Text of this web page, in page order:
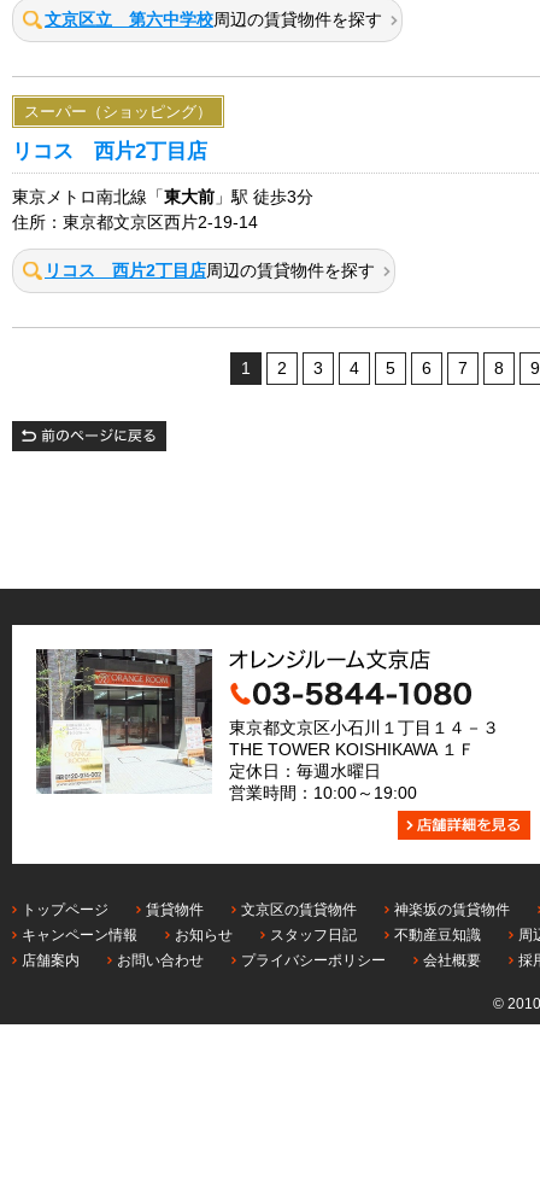
文京区立 第六中学校周辺の賃貸物件を探す
スーパー（ショッピング）
リコス 西片2丁目店
東京メトロ南北線「 東大前 」駅 徒歩3分
住所：東京都文京区西片2-19-14
リコス 西片2丁目店周辺の賃貸物件を探す
1 2 3 4 5 6 7 8 9
東京都文京区小石川１丁目１４－３
THE TOWER KOISHIKAWA １Ｆ
定休日：毎週水曜日
営業時間：10:00～19:00
トップページ 賃貸物件 文京区の賃貸物件
神楽坂の賃貸物件
キャンペーン情報
お知らせ スタッフ日記 不動産豆知識
周
店舗案内
お問い合わせ プライバシーポリシー 会社概要 採
©